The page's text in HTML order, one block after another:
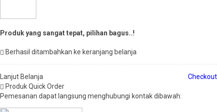
Produk yang sangat tepat, pilihan bagus..!
Berhasil ditambahkan ke keranjang belanja
Lanjut Belanja
Checkout
Produk Quick Order
Pemesanan dapat langsung menghubungi kontak dibawah: